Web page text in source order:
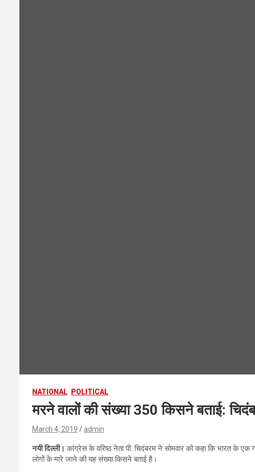
NATIONAL POLITICAL
मरने वालों की संख्या 350 किसने बताई:
March 4, 2019 admin
नयी दिल्ली। कांग्रेस के वरिष्ठ नेता पी. चिदंबरम ने सोमवार को कहा कि भारत के एक
लोगों के मारे जाने की यह संख्या किसने बताई है।